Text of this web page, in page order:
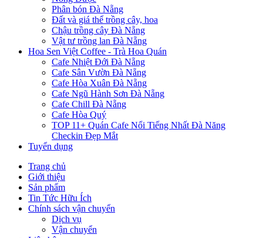
Phân bón Đà Nẵng
Đất và giá thể trồng cây, hoa
Chậu trồng cây Đà Nẵng
Vật tư trồng lan Đà Nẵng
Hoa Sen Việt Coffee - Trà Hoa Quán
Cafe Nhiệt Đới Đà Nẵng
Cafe Sân Vườn Đà Nẵng
Cafe Hòa Xuân Đà Nẵng
Cafe Ngũ Hành Sơn Đà Nẵng
Cafe Chill Đà Nẵng
Cafe Hòa Quý
TOP 11+ Quán Cafe Nổi Tiếng Nhất Đà Năng
Checkin Đẹp Mắt
Tuyển dụng
Trang chủ
Giới thiệu
Sản phẩm
Tin Tức Hữu Ích
Chính sách vận chuyển
Dịch vụ
Vận chuyển